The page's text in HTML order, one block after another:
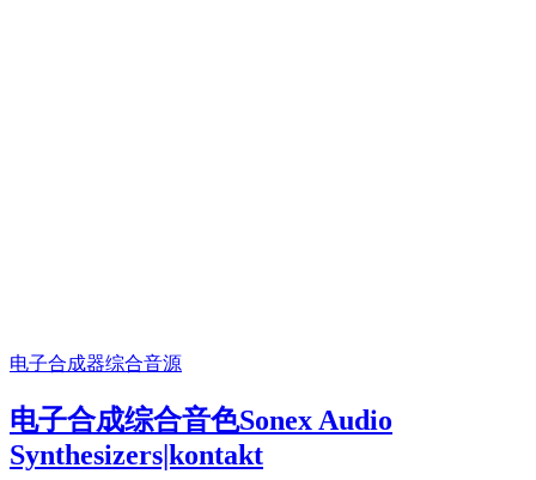
电子合成器综合音源
电子合成综合音色Sonex Audio
Synthesizers|kontakt